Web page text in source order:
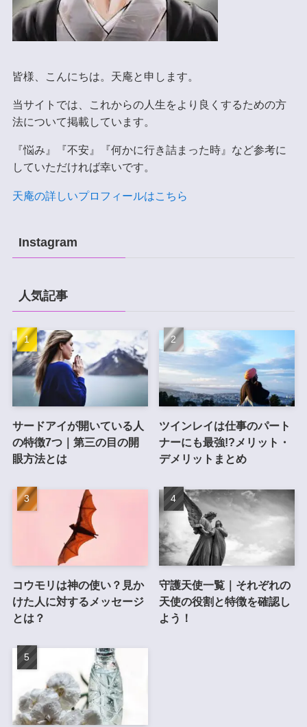
皆様、こんにちは。天庵と申します。
当サイトでは、これからの人生をより良くするための方
法について掲載しています。
『悩み』『不安』『何かに行き詰まった時』など参考に
していただければ幸いです。
天庵の詳しいプロフィールはこちら
Instagram
人気記事
サードアイが開いている人
の特徴7つ｜第三の目の開
眼方法とは
ツインレイは仕事のパート
ナーにも最強!?メリット・
デメリットまとめ
コウモリは神の使い？見か
けた人に対するメッセージ
とは？
守護天使一覧｜それぞれの
天使の役割と特徴を確認し
よう！